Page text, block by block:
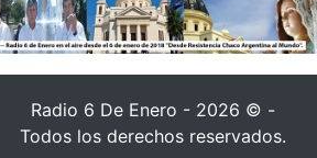
Radio 6 De Enero - 2026 © -
Todos los derechos reservados.